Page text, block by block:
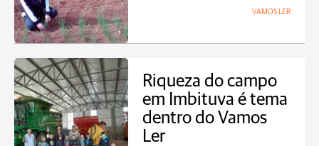
VAMOS LER
Riqueza do campo
em Imbituva é tema
dentro do Vamos
Ler